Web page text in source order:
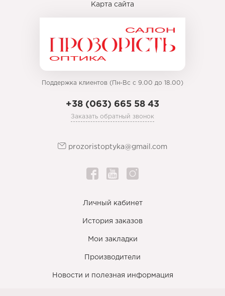
Карта сайта
Поддержка клиентов (Пн-Вс с 9.00 до 18.00)
+38 (063) 665 58 43
Заказать обратный звонок
prozoristoptyka@gmail.com
Личный кабинет
История заказов
Мои закладки
Производители
Новости и полезная информация